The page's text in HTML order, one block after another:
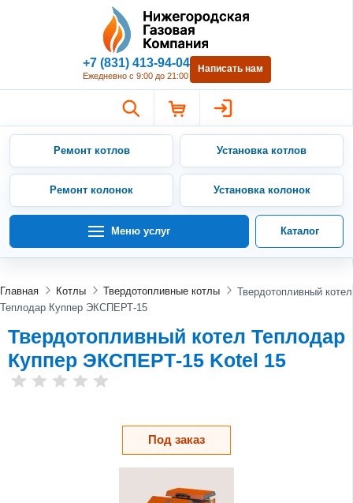
Нижегородская Газовая
+7 (831) 413-94-04
Ежедневно с 9:00 до 21:00
Написать нам
Ремонт котлов Установка котлов
Ремонт колонок Установка колонок
Меню услуг Каталог
Главная Котлы Твердотопливные котлы
Твердотопливный котел
Теплодар Куппер ЭКСПЕРТ-15
Твердотопливный котел Теплодар
Куппер ЭКСПЕРТ-15 Kotel 15
Под заказ